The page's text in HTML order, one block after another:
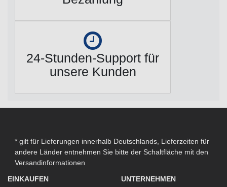
24-Stunden-Support für
unsere Kunden
* gilt für Lieferungen innerhalb Deutschlands, Lieferzeiten für
andere Länder entnehmen Sie bitte der Schaltfläche mit den
Versandinformationen
EINKAUFEN
UNTERNEHMEN